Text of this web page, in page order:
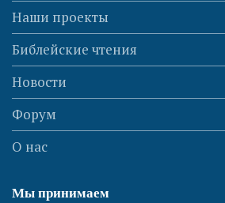
Наши проекты
Библейские чтения
Новости
Форум
О нас
Мы принимаем